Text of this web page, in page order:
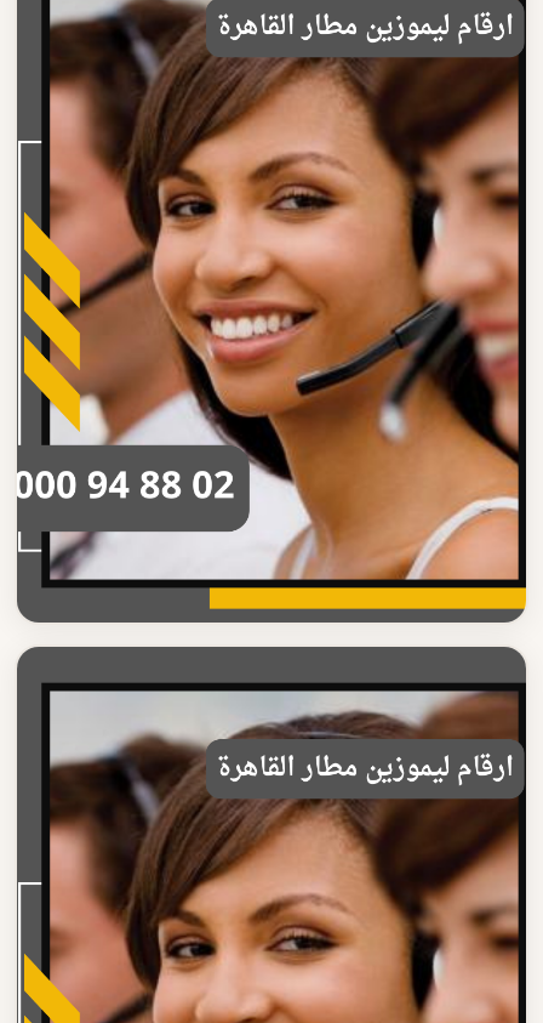
بنا
احجز الآن
أسعار ارقام ليموزين مطار القاهرة 2025
تعرف على أسعار ارقام ليموزين مطار القاهرة الاقتصادية خدمة
موثوقة ومريحة مع سائق محترف على مدار الساع...
اقرأ المزيد